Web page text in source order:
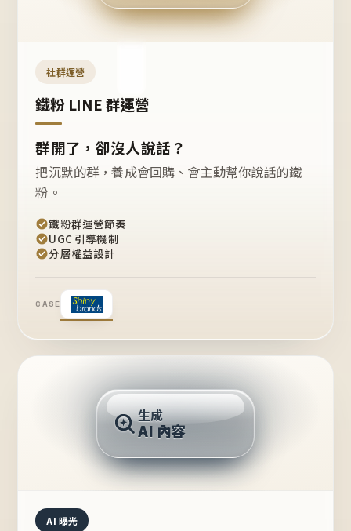
開團
嗎？
社群運營
鐵粉 LINE 群運營
群開了，卻沒人說話？
把沉默的群，養成會回購、會主動幫你說話的鐵
粉。
鐵粉群運營節奏
UGC 引導機制
分層權益設計
CASE
推薦的台灣品牌？
生成
AI 內容
AI 曝光